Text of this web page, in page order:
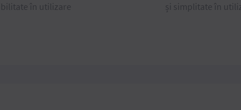
în utilizare și simplitate în